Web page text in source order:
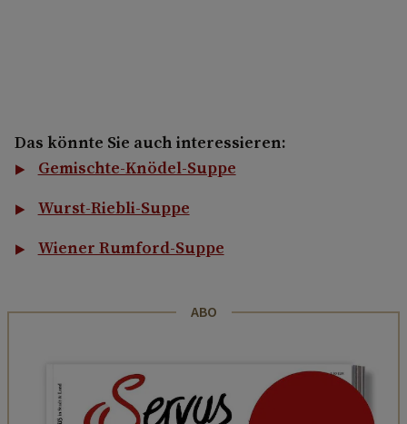
Das könnte Sie auch interessieren:
Gemischte-Knödel-Suppe
Wurst-Riebli-Suppe
Wiener Rumford-Suppe
ABO